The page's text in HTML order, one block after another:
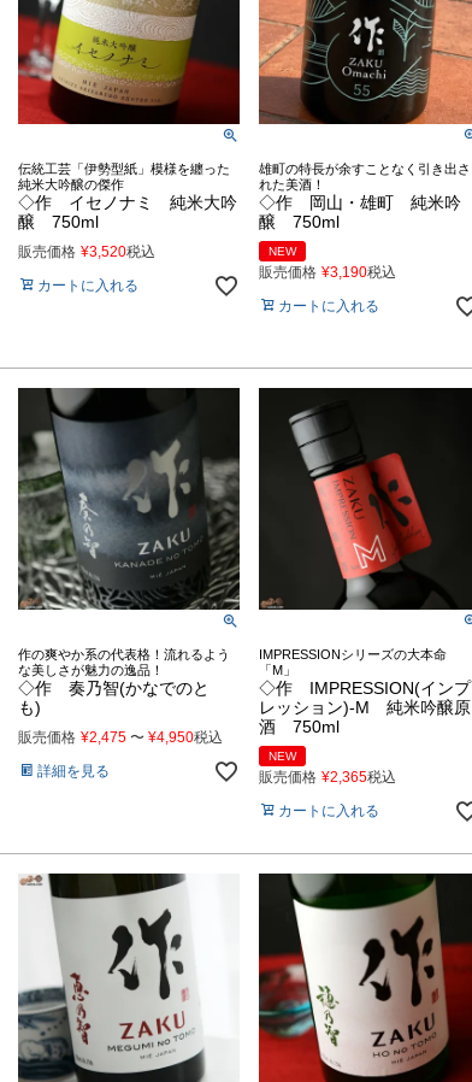
伝統工芸「伊勢型紙」模様を纏った
純米大吟醸の傑作
◇作 イセノナミ 純米大吟
醸 750ml
販売価格 ¥3,520税込
カートに入れる
雄町の特長が余すことなく引き出さ
れた美酒！
◇作 岡山・雄町 純米吟
醸 750ml
NEW
販売価格 ¥3,190税込
カートに入れる
作の爽やか系の代表格！流れるよう
な美しさが魅力の逸品！
◇作 奏乃智(かなでのと
も)
販売価格 ¥2,475 〜 ¥4,950税込
詳細を見る
IMPRESSIONシリーズの大本命
「M」
◇作 IMPRESSION(インプ
レッション)-M 純米吟醸原
酒 750ml
NEW
販売価格 ¥2,365税込
カートに入れる